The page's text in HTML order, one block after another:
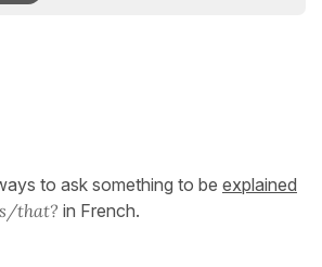
to ask something to be explained
that? in French.